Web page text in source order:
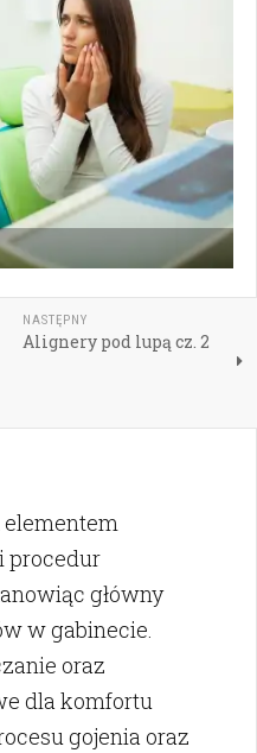
NASTĘPNY
Alignery pod lupą cz. 2
elementem
procedur
główny
w gabinecie.
oraz
dla komfortu
gojenia oraz